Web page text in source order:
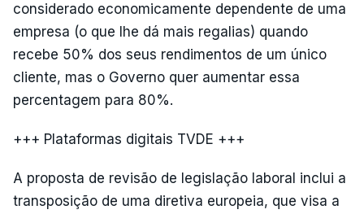
considerado economicamente dependente de uma
empresa (o que lhe dá mais regalias) quando
recebe 50% dos seus rendimentos de um único
cliente, mas o Governo quer aumentar essa
percentagem para 80%.
+++ Plataformas digitais TVDE +++
A proposta de revisão de legislação laboral inclui a
transposição de uma diretiva europeia, que visa a